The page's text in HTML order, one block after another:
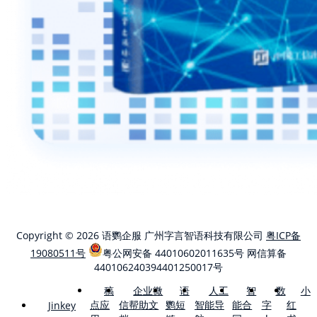
Copyright © 2026 语鹦企服 广州字言智语科技有限公司 粤ICP备
19080511号
粤公网安备 44010602011635号 网信算备
440106240394401250017号
Jinkey
稿
点应
企业微
信帮助文
语
鹦短
人工
智能导
智
能合
数
字
小
红